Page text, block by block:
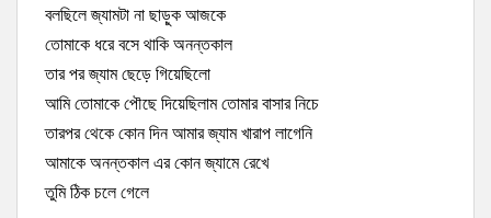
বলছিলে জ্যামটা না ছাড়ুক আজকে
তোমাকে ধরে বসে থাকি অনন্তকাল
তার পর জ্যাম ছেড়ে গিয়েছিলো
আমি তোমাকে পৌছে দিয়েছিলাম তোমার বাসার নিচে
তারপর থেকে কোন দিন আমার জ্যাম খারাপ লাগেনি
আমাকে অনন্তকাল এর কোন জ্যামে রেখে
তুমি ঠিক চলে গেলে